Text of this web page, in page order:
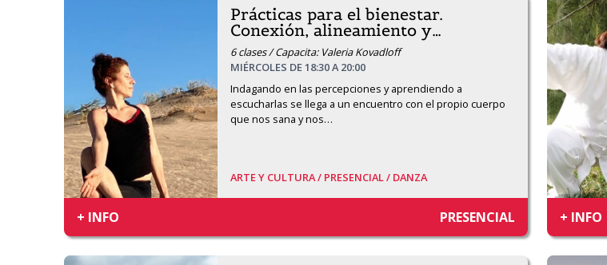
Prácticas para el bienestar.
Conexión, alineamiento y…
6 clases / Capacita: Valeria Kovadloff
MIÉRCOLES DE 18:30 A 20:00
Indagando en las percepciones y aprendiendo a
escucharlas se llega a un encuentro con el propio cuerpo
que nos sana y nos…
ARTE Y CULTURA / PRESENCIAL / DANZA
+ INFO PRESENCIAL + INFO